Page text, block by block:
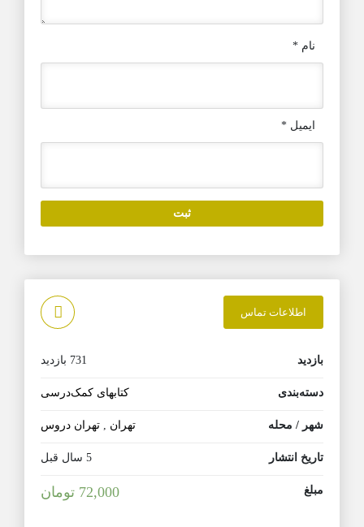
نام *
ایمیل *
اطلاعات تماس
بازدید 731 بازدید
دسته‌بندی کتابهای کمک‌درسی
شهر / محله تهران تهران دروس
تاریخ انتشار 5 سال قبل
مبلغ 72,000 تومان